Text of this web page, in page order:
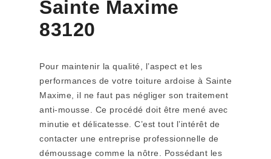
Sainte Maxime
83120
Pour maintenir la qualité, l’aspect et les
performances de votre toiture ardoise à Sainte
Maxime, il ne faut pas négliger son traitement
anti-mousse. Ce procédé doit être mené avec
minutie et délicatesse. C’est tout l’intérêt de
contacter une entreprise professionnelle de
démoussage comme la nôtre. Possédant les